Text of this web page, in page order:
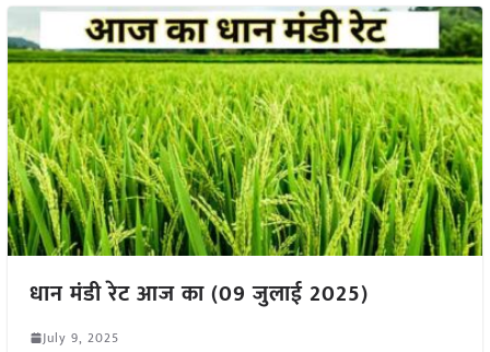
धान मंडी रेट आज का (09 जुलाई 2025)
July 9, 2025